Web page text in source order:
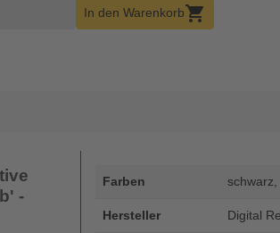
In den Warenkorbshopping_cart
-
Farben
Hersteller Digital